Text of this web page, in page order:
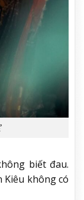
biết đau.
Kiêu không có